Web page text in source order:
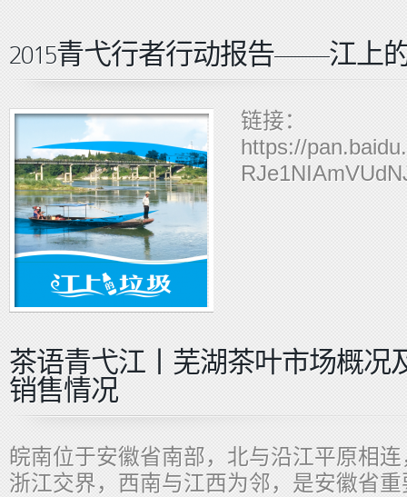
2015青弋行者行动报告——江上
链接：
https://
茶语青弋江丨芜湖茶叶市场概况
销售情况
皖南位于安徽省南部，北与沿江平原相
浙江交界，西南与江西为邻，是安徽省